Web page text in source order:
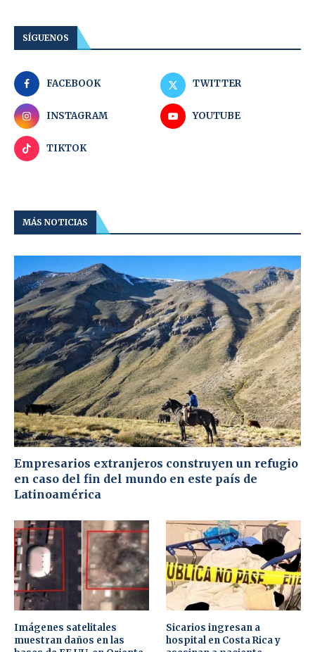
SÍGUENOS
FACEBOOK TWITTER
INSTAGRAM YOUTUBE
TIKTOK
MÁS NOTICIAS
Empresarios extranjeros construyen un refugio
en caso del fin del mundo en este país de
Latinoamérica
Imágenes satelitales
muestran daños en las
Sicarios ingresan a
hospital en Costa Rica y